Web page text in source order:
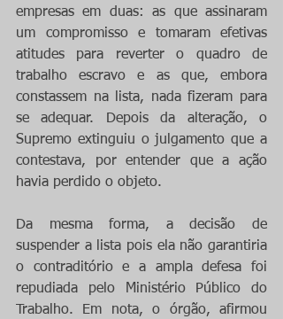
empresas em duas: as que assinaram
um compromisso e tomaram efetivas
atitudes para reverter o quadro de
trabalho escravo e as que, embora
constassem na lista, nada fizeram para
se adequar. Depois da alteração, o
Supremo extinguiu o julgamento que a
contestava, por entender que a ação
havia perdido o objeto.
Da mesma forma, a decisão de
suspender a lista pois ela não garantiria
o contraditório e a ampla defesa foi
repudiada pelo Ministério Público do
Trabalho. Em nota, o órgão, afirmou